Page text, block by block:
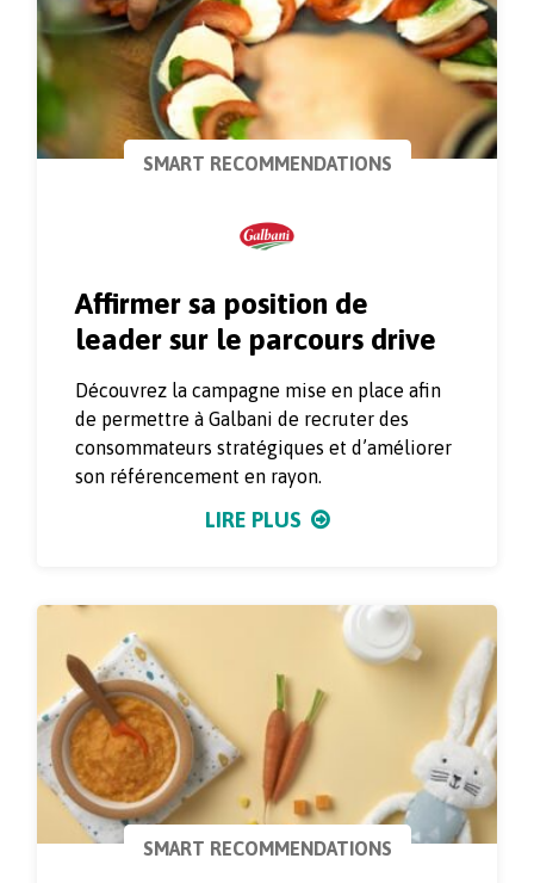
SMART RECOMMENDATIONS
Affirmer sa position de
leader sur le parcours drive
Découvrez la campagne mise en place afin
de permettre à Galbani de recruter des
consommateurs stratégiques et d’améliorer
son référencement en rayon.
LIRE PLUS
SMART RECOMMENDATIONS